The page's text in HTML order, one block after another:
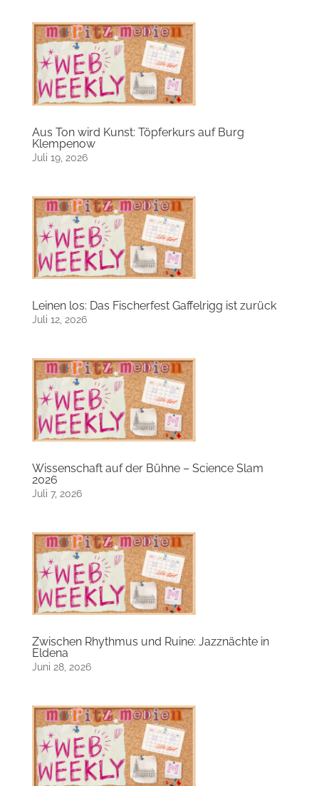
Aus Ton wird Kunst: Töpferkurs auf Burg
Klempenow
Juli 19, 2026
Leinen los: Das Fischerfest Gaffelrigg ist zurück
Juli 12, 2026
Wissenschaft auf der Bühne – Science Slam
2026
Juli 7, 2026
Zwischen Rhythmus und Ruine: Jazznächte in
Eldena
Juni 28, 2026